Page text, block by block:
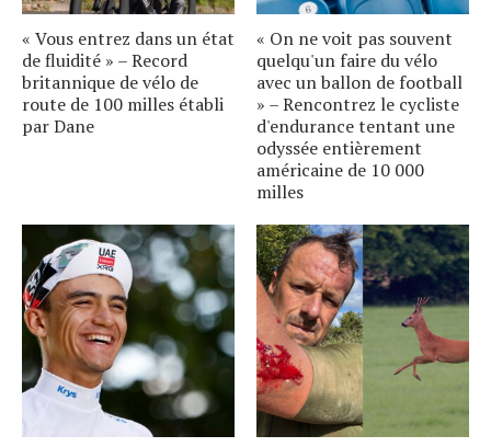
« Vous entrez dans un état
de fluidité » – Record
britannique de vélo de
route de 100 milles établi
par Dane
« On ne voit pas souvent
quelqu'un faire du vélo
avec un ballon de football
» – Rencontrez le cycliste
d'endurance tentant une
odyssée entièrement
américaine de 10 000
milles